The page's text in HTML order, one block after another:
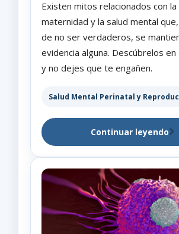
Existen mitos relacionados con la
maternidad y la salud mental
de no ser verdaderos, se
evidencia alguna. Descúbrelos
y no dejes que te engañen.
Salud Mental Perinatal y
Continuar leyendo